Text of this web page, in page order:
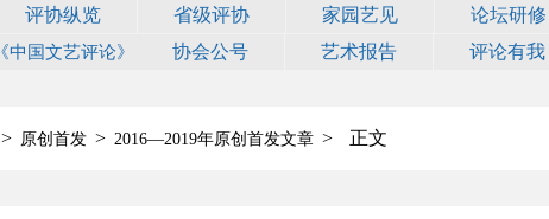
评协纵览 省级评协 家园艺见 论坛研修
《中国文艺评论》 协会公号 艺术报告 评论有我
> 原创首发 > 2016—2019年原创首发文章 > 正文